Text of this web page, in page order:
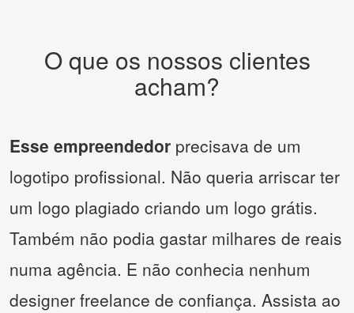
O que os nossos clientes
acham?
Esse empreendedor precisava de um
logotipo profissional. Não queria arriscar ter
um logo plagiado criando um logo grátis.
Também não podia gastar milhares de reais
numa agência. E não conhecia nenhum
designer freelance de confiança. Assista ao